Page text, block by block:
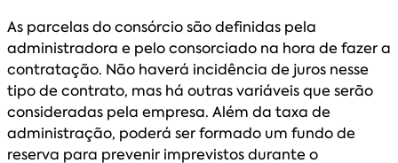
As parcelas do consórcio são definidas pela
administradora e pelo consorciado na hora de fazer a
contratação. Não haverá incidência de juros nesse
tipo de contrato, mas há outras variáveis que serão
consideradas pela empresa. Além da taxa de
administração, poderá ser formado um fundo de
reserva para prevenir imprevistos durante o